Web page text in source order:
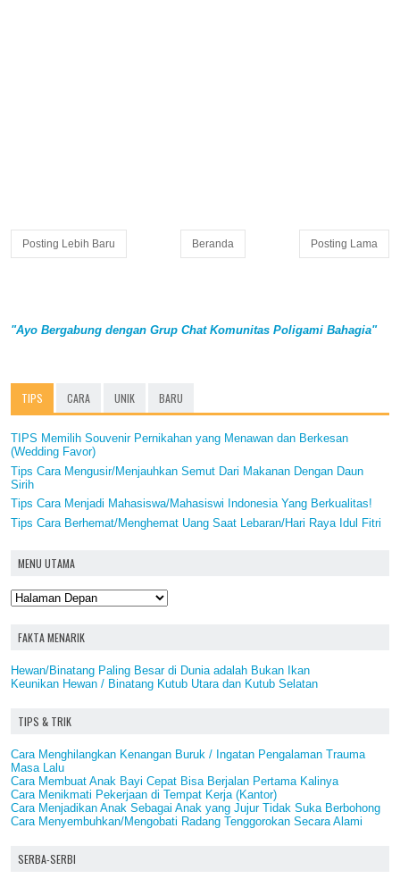
Posting Lebih Baru Posting Lama
Beranda
"Ayo Bergabung dengan Grup Chat Komunitas Poligami Bahagia"
TIPS CARA UNIK BARU
TIPS Memilih Souvenir Pernikahan yang Menawan dan Berkesan
(Wedding Favor)
Tips Cara Mengusir/Menjauhkan Semut Dari Makanan Dengan Daun
Sirih
Tips Cara Menjadi Mahasiswa/Mahasiswi Indonesia Yang Berkualitas!
Tips Cara Berhemat/Menghemat Uang Saat Lebaran/Hari Raya Idul Fitri
MENU UTAMA
FAKTA MENARIK
Hewan/Binatang Paling Besar di Dunia adalah Bukan Ikan
Keunikan Hewan / Binatang Kutub Utara dan Kutub Selatan
TIPS & TRIK
Cara Menghilangkan Kenangan Buruk / Ingatan Pengalaman Trauma
Masa Lalu
Cara Membuat Anak Bayi Cepat Bisa Berjalan Pertama Kalinya
Cara Menikmati Pekerjaan di Tempat Kerja (Kantor)
Cara Menjadikan Anak Sebagai Anak yang Jujur Tidak Suka Berbohong
Cara Menyembuhkan/Mengobati Radang Tenggorokan Secara Alami
SERBA-SERBI